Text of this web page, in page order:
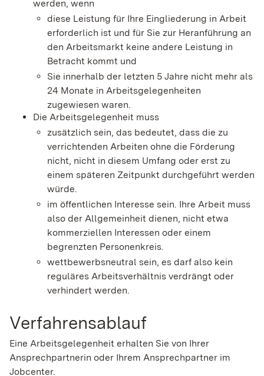
werden, wenn
diese Leistung für Ihre Eingliederung in Arbeit
erforderlich ist und für Sie zur Heranführung an
den Arbeitsmarkt keine andere Leistung in
Betracht kommt und
Sie innerhalb der letzten 5 Jahre nicht mehr als
24 Monate in Arbeitsgelegenheiten
zugewiesen waren.
Die Arbeitsgelegenheit muss
zusätzlich sein, das bedeutet, dass die zu
verrichtenden Arbeiten ohne die Förderung
nicht, nicht in diesem Umfang oder erst zu
einem späteren Zeitpunkt durchgeführt werden
würde.
im öffentlichen Interesse sein. Ihre Arbeit muss
also der Allgemeinheit dienen, nicht etwa
kommerziellen Interessen oder einem
begrenzten Personenkreis.
wettbewerbsneutral sein, es darf also kein
reguläres Arbeitsverhältnis verdrängt oder
verhindert werden.
Verfahrensablauf
Eine Arbeitsgelegenheit erhalten Sie von Ihrer
Ansprechpartnerin oder Ihrem Ansprechpartner im
Jobcenter.